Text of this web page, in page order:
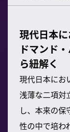
現代日本
ドマンド
ら紐解く
現代日本にお
浅薄な二項対
し、本来の
性の中で培わ